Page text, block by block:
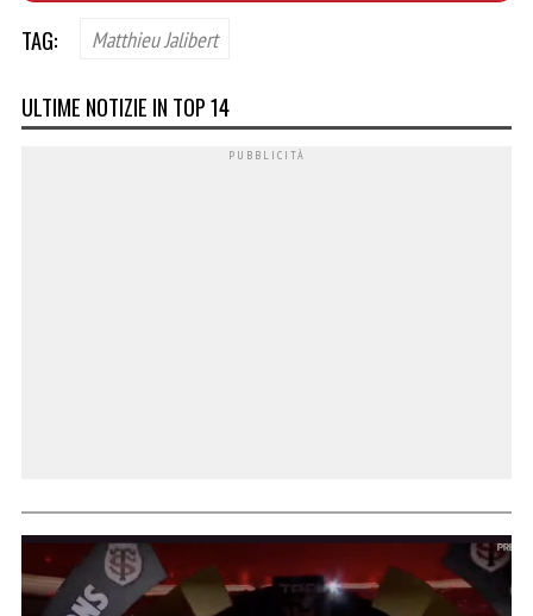
TAG: Matthieu Jalibert
ULTIME NOTIZIE IN TOP 14